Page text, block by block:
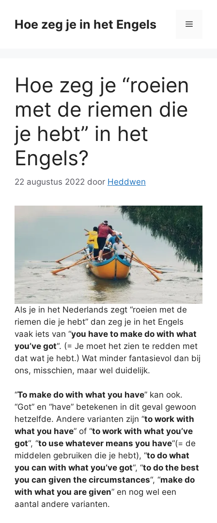
naarHoe zeg je in het Engels Menu
Hoe zeg je “roeien
met de riemen die
je hebt” in het
Engels?
22 augustus 2022 door Heddwen
Als je in het Nederlands zegt “roeien met de
riemen die je hebt” dan zeg je in het Engels
vaak iets van “you have to make do with what
you’ve got“. (= Je moet het zien te redden met
dat wat je hebt.) Wat minder fantasievol dan bij
ons, misschien, maar wel duidelijk.
“To make do with what you have” kan ook.
“Got” en “have” betekenen in dit geval gewoon
hetzelfde. Andere varianten zijn “to work with
what you have” of “to work with what you’ve
got“, “to use whatever means you have“(= de
middelen gebruiken die je hebt), “to do what
you can with what you’ve got“, “to do the best
you can given the circumstances“, “make do
with what you are given” en nog wel een
aantal andere varianten.